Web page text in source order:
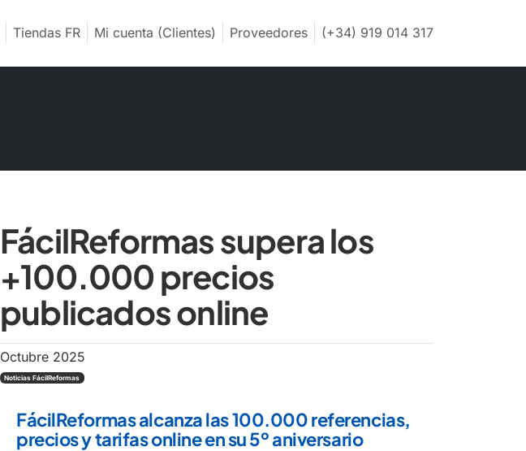
Tiendas FR Mi cuenta (Clientes) Proveedores (+34) 919 014 317
FácilReformas supera los
+100.000 precios
publicados online
Octubre 2025
Noticias FácilReformas
FácilReformas alcanza las 100.000 referencias,
precios y tarifas online en su 5º aniversario